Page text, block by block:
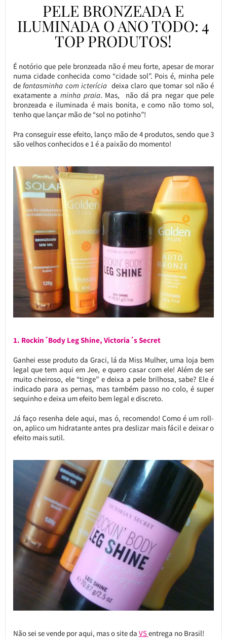
PELE BRONZEADA E
ILUMINADA O ANO TODO: 4
TOP PRODUTOS!
É notório que pele bronzeada não é meu forte, apesar de morar
numa cidade conhecida como “cidade sol”. Pois é, minha pele
defantasminha com icteríciadeixa claro que tomar sol não é
exatamente a minha praia. Mas, não dá pra negar que pele
bronzeada e iluminada é mais bonita, e como não tomo sol,
tenho que lançar mão de “sol no potinho”!
Pra conseguir esse efeito, lanço mão de 4 produtos, sendo que 3
são velhos conhecidos e 1 é a paixão do momento!
1. Rockin´Body Leg Shine, Victoria´s Secret
Ganhei esse produto da Graci, lá da Miss Mulher, uma loja bem
legal que tem aqui em Jee, e quero casar com ele! Além de ser
muito cheiroso, ele “tinge” e deixa a pele brilhosa, sabe? Ele é
indicado para as pernas, mas também passo no colo, é super
sequinho e deixa um efeito bem legal e discreto.
Já faço resenha dele aqui, mas ó, recomendo! Como é um roll-
on, aplico um hidratante antes pra deslizar mais fácil e deixar o
efeito mais sutil.
Não sei se vende por aqui, mas o site da VSentrega no Brasil!